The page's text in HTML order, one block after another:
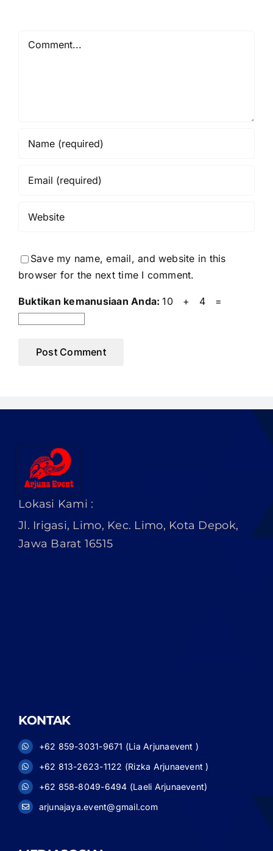
Comment
Save my name, email, and website in this
browser for the next time I comment.
Buktikan kemanusiaan Anda:10 + 4 =
Lokasi Kami :
Jl. Irigasi, Limo, Kec. Limo, Kota Depok,
Jawa Barat 16515
KONTAK
+62 859-3031-9671 (Lia Arjunaevent )
+62 813-2623-1122 (Rizka Arjunaevent )
+62 858-8049-6494 (Laeli Arjunaevent)
arjunajaya.event@gmail.com